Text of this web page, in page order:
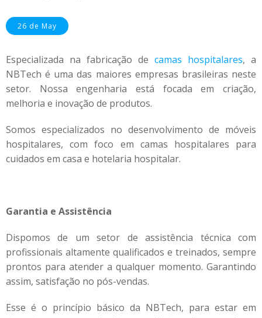
26 de May
Especializada na fabricação de camas hospitalares, a
NBTech é uma das maiores empresas brasileiras neste
setor. Nossa engenharia está focada em criação,
melhoria e inovação de produtos.
Somos especializados no desenvolvimento de móveis
hospitalares, com foco em camas hospitalares para
cuidados em casa e hotelaria hospitalar.
Garantia e Assistência
Dispomos de um setor de assistência técnica com
profissionais altamente qualificados e treinados, sempre
prontos para atender a qualquer momento. Garantindo
assim, satisfação no pós-vendas.
Esse é o princípio básico da NBTech, para estar em